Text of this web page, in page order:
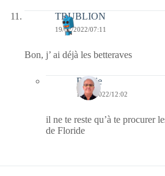
TRUBLION
19/02/2022/07:11
Bon, j’ ai déjà les betteraves
Bernie
19/02/2022/12:02
il ne te reste qu’à te procurer
de Floride